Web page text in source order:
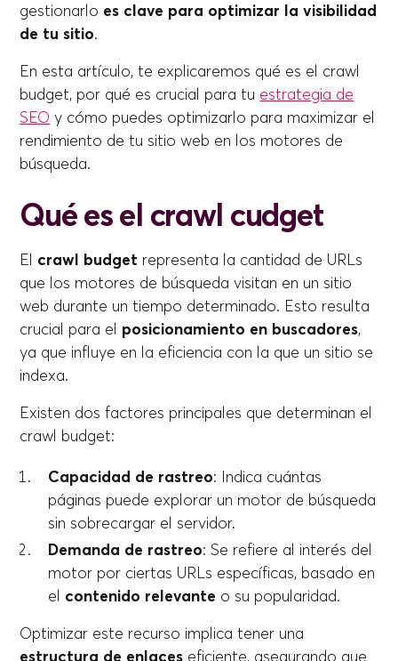
gestionarlo es clave para optimizar la visibilidad
de tu sitio.
En esta artículo, te explicaremos qué es el crawl
budget, por qué es crucial para tu estrategia de
SEO y cómo puedes optimizarlo para maximizar el
rendimiento de tu sitio web en los motores de
búsqueda.
Qué es el crawl cudget
El crawl budget representa la cantidad de URLs
que los motores de búsqueda visitan en un sitio
web durante un tiempo determinado. Esto resulta
crucial para el posicionamiento en buscadores,
ya que influye en la eficiencia con la que un sitio se
indexa.
Existen dos factores principales que determinan el
crawl budget:
Capacidad de rastreo: Indica cuántas
páginas puede explorar un motor de búsqueda
sin sobrecargar el servidor.
Demanda de rastreo: Se refiere al interés del
motor por ciertas URLs específicas, basado en
el contenido relevante o su popularidad.
Optimizar este recurso implica tener una
estructura de enlaces eficiente, asegurando que